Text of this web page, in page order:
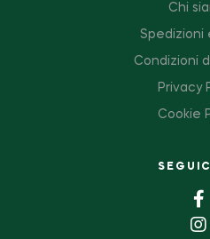
Chi
Spedizioni
Condizioni
Privacy
Cookie